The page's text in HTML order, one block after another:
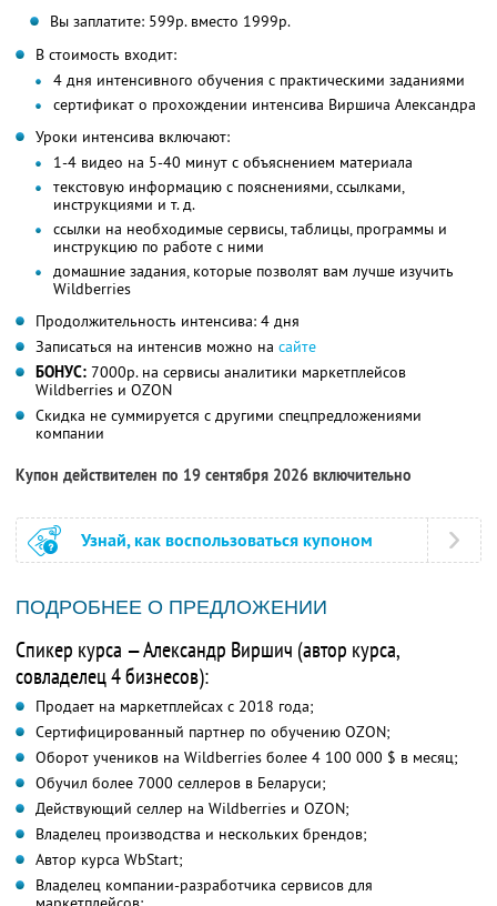
Вы заплатите: 599р. вместо 1999р.
В стоимость входит:
4 дня интенсивного обучения с практическими заданиями
сертификат о прохождении интенсива Виршича Александра
Уроки интенсива включают:
1-4 видео на 5-40 минут с объяснением материала
текстовую информацию с пояснениями, ссылками,
инструкциями и т. д.
ссылки на необходимые сервисы, таблицы, программы и
инструкцию по работе с ними
домашние задания, которые позволят вам лучше изучить
Wildberries
Продолжительность интенсива: 4 дня
Записаться на интенсив можно на сайте
БОНУС: 7000р. на сервисы аналитики маркетплейсов
Wildberries и OZON
Скидка не суммируется с другими спецпредложениями
компании
Купон действителен по 19 сентября 2026 включительно
Узнай, как воспользоваться купоном
ПОДРОБНЕЕ О ПРЕДЛОЖЕНИИ
Спикер курса — Александр Виршич (автор курса,
совладелец 4 бизнесов):
Продает на маркетплейсах с 2018 года;
Сертифицированный партнер по обучению OZON;
Оборот учеников на Wildberries более 4 100 000 $ в месяц;
Обучил более 7000 селлеров в Беларуси;
Действующий селлер на Wildberries и OZON;
Владелец производства и нескольких брендов;
Автор курса WbStart;
Владелец компании-разработчика сервисов для